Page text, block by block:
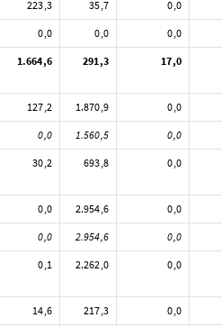
223,3 35,7 0,0
0,0 0,0 0,0
1.664,6 291,3 17,0
127,2 1.870,9 0,0
0,0 1.560,5 0,0
30,2 693,8 0,0
0,0 2.954,6 0,0
0,0 2.954,6 0,0
0,1 2.262,0 0,0
14,6 217,3 0,0